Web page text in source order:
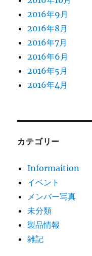
2016年9月
2016年8月
2016年7月
2016年6月
2016年5月
2016年4月
カテゴリー
Informaition
イベント
メンバー写真
未分類
製品情報
雑記